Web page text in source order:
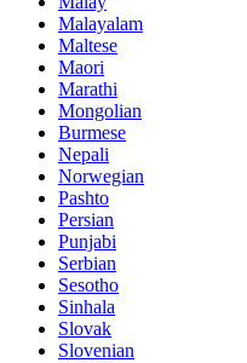
Malayalam
Maltese
Maori
Marathi
Mongolian
Burmese
Nepali
Norwegian
Pashto
Persian
Punjabi
Serbian
Sesotho
Sinhala
Slovak
Slovenian